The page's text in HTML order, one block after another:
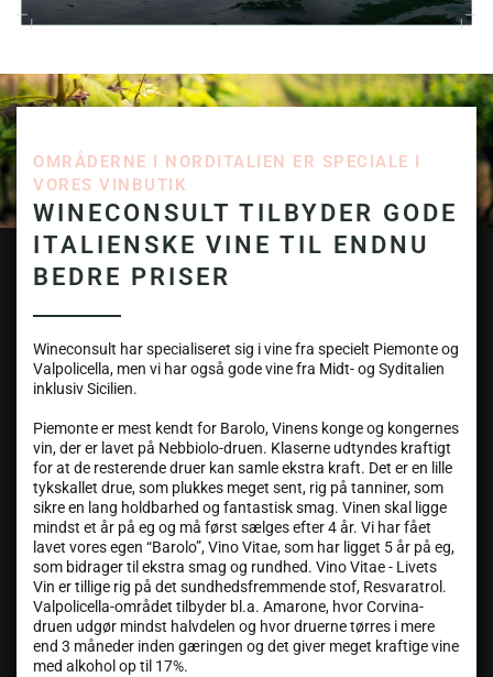
OMRÅDERNE I NORDITALIEN ER SPECIALE I
VORES VINBUTIK
WINECONSULT TILBYDER GODE
ITALIENSKE VINE TIL ENDNU
BEDRE PRISER
Wineconsult har specialiseret sig i vine fra specielt Piemonte og
Valpolicella, men vi har også gode vine fra Midt- og Syditalien
inklusiv Sicilien.
Piemonte er mest kendt for Barolo, Vinens konge og kongernes
vin, der er lavet på Nebbiolo-druen. Klaserne udtyndes kraftigt
for at de resterende druer kan samle ekstra kraft. Det er en lille
tykskallet drue, som plukkes meget sent, rig på tanniner, som
sikre en lang holdbarhed og fantastisk smag. Vinen skal ligge
mindst et år på eg og må først sælges efter 4 år. Vi har fået
lavet vores egen “Barolo”, Vino Vitae, som har ligget 5 år på eg,
som bidrager til ekstra smag og rundhed. Vino Vitae - Livets
Vin er tillige rig på det sundhedsfremmende stof, Resvaratrol.
Valpolicella-området tilbyder bl.a. Amarone, hvor Corvina-
druen udgør mindst halvdelen og hvor druerne tørres i mere
end 3 måneder inden gæringen og det giver meget kraftige vine
med alkohol op til 17%.